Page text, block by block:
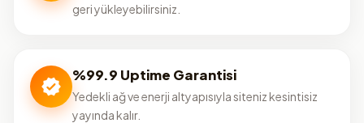
geri yükleyebilirsiniz.
%99.9 Uptime Garantisi
Yedekli ağ ve enerji altyapısıyla siteniz kesintisiz
yayında kalır.